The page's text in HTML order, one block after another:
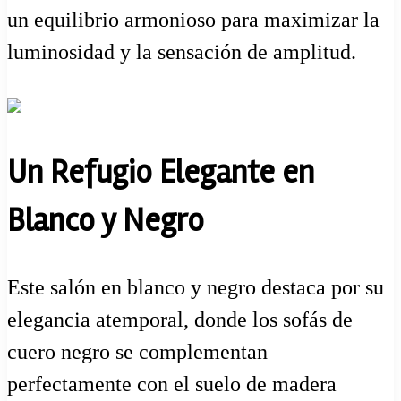
un equilibrio armonioso para maximizar la
luminosidad y la sensación de amplitud.
Un Refugio Elegante en
Blanco y Negro
Este salón en blanco y negro destaca por su
elegancia atemporal, donde los sofás de
cuero negro se complementan
perfectamente con el suelo de madera